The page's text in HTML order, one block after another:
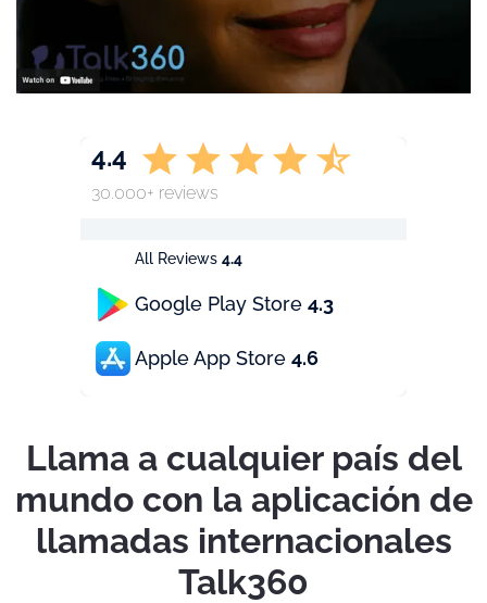
All Reviews 4.4
Google Play Store 4.3
Apple App Store 4.6
4.4
30.000+ reviews
Llama a cualquier país del
mundo con la aplicación de
llamadas internacionales
Talk360